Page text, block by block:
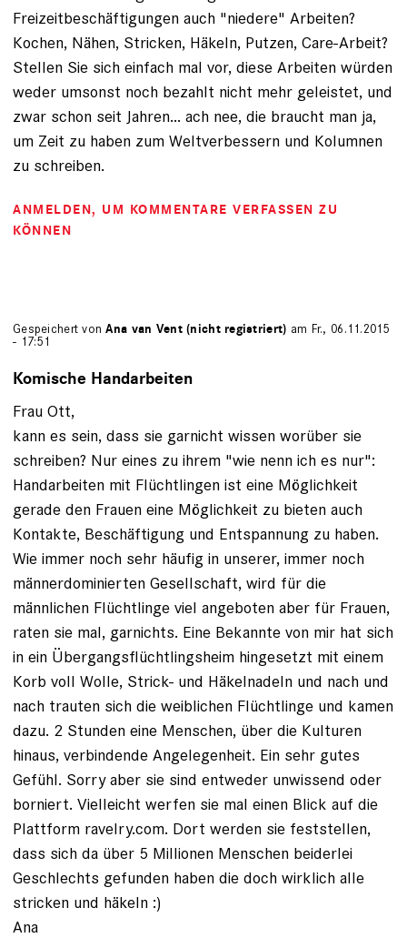
Freizeitbeschäftigungen auch "niedere" Arbeiten?
Kochen, Nähen, Stricken, Häkeln, Putzen, Care-Arbeit?
Stellen Sie sich einfach mal vor, diese Arbeiten würden
weder umsonst noch bezahlt nicht mehr geleistet, und
zwar schon seit Jahren... ach nee, die braucht man ja,
um Zeit zu haben zum Weltverbessern und Kolumnen
zu schreiben.
ANMELDEN, UM KOMMENTARE VERFASSEN ZU
KÖNNEN
Gespeichert vonAna van Vent (nicht registriert) am Fr., 06.11.2015
- 17:51
Komische Handarbeiten
Frau Ott,
kann es sein, dass sie garnicht wissen worüber sie
schreiben? Nur eines zu ihrem "wie nenn ich es nur":
Handarbeiten mit Flüchtlingen ist eine Möglichkeit
gerade den Frauen eine Möglichkeit zu bieten auch
Kontakte, Beschäftigung und Entspannung zu haben.
Wie immer noch sehr häufig in unserer, immer noch
männerdominierten Gesellschaft, wird für die
männlichen Flüchtlinge viel angeboten aber für Frauen,
raten sie mal, garnichts. Eine Bekannte von mir hat sich
in ein Übergangsflüchtlingsheim hingesetzt mit einem
Korb voll Wolle, Strick- und Häkelnadeln und nach und
nach trauten sich die weiblichen Flüchtlinge und kamen
dazu. 2 Stunden eine Menschen, über die Kulturen
hinaus, verbindende Angelegenheit. Ein sehr gutes
Gefühl. Sorry aber sie sind entweder unwissend oder
borniert. Vielleicht werfen sie mal einen Blick auf die
Plattform ravelry.com. Dort werden sie feststellen,
dass sich da über 5 Millionen Menschen beiderlei
Geschlechts gefunden haben die doch wirklich alle
stricken und häkeln :)
Ana